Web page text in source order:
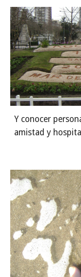
Y conocer
amistad y